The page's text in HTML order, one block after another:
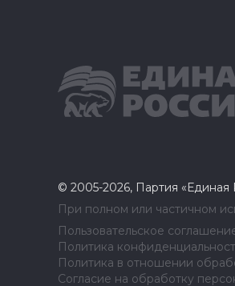
© 2005-2026, Партия
При полном или частичном
Пользовательское
Политика
Политика в отношении
Согласие на обработку